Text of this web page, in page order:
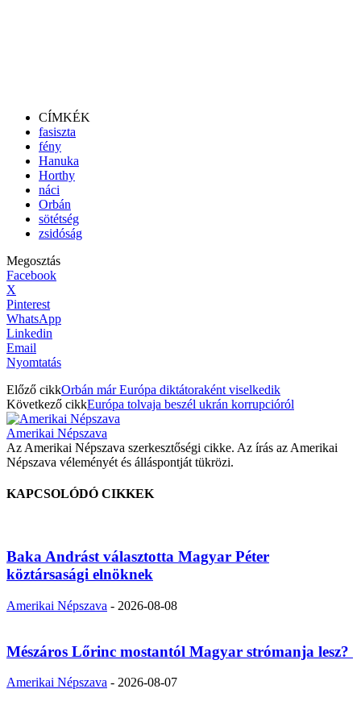
CÍMKÉK
fasiszta
fény
Hanuka
Horthy
náci
Orbán
sötétség
zsidóság
Megosztás
Facebook
X
Pinterest
WhatsApp
Linkedin
Email
Nyomtatás
Előző cikkOrbán már Európa diktátoraként viselkedik
Következő cikkEurópa tolvaja beszél ukrán korrupcióról
Amerikai Népszava
Az Amerikai Népszava szerkesztőségi cikke. Az írás az Amerikai
Népszava véleményét és álláspontját tükrözi.
KAPCSOLÓDÓ CIKKEK
Baka Andrást választotta Magyar Péter
köztársasági elnöknek
Amerikai Népszava - 2026-08-08
Mészáros Lőrinc mostantól Magyar strómanja lesz?
Amerikai Népszava - 2026-08-07